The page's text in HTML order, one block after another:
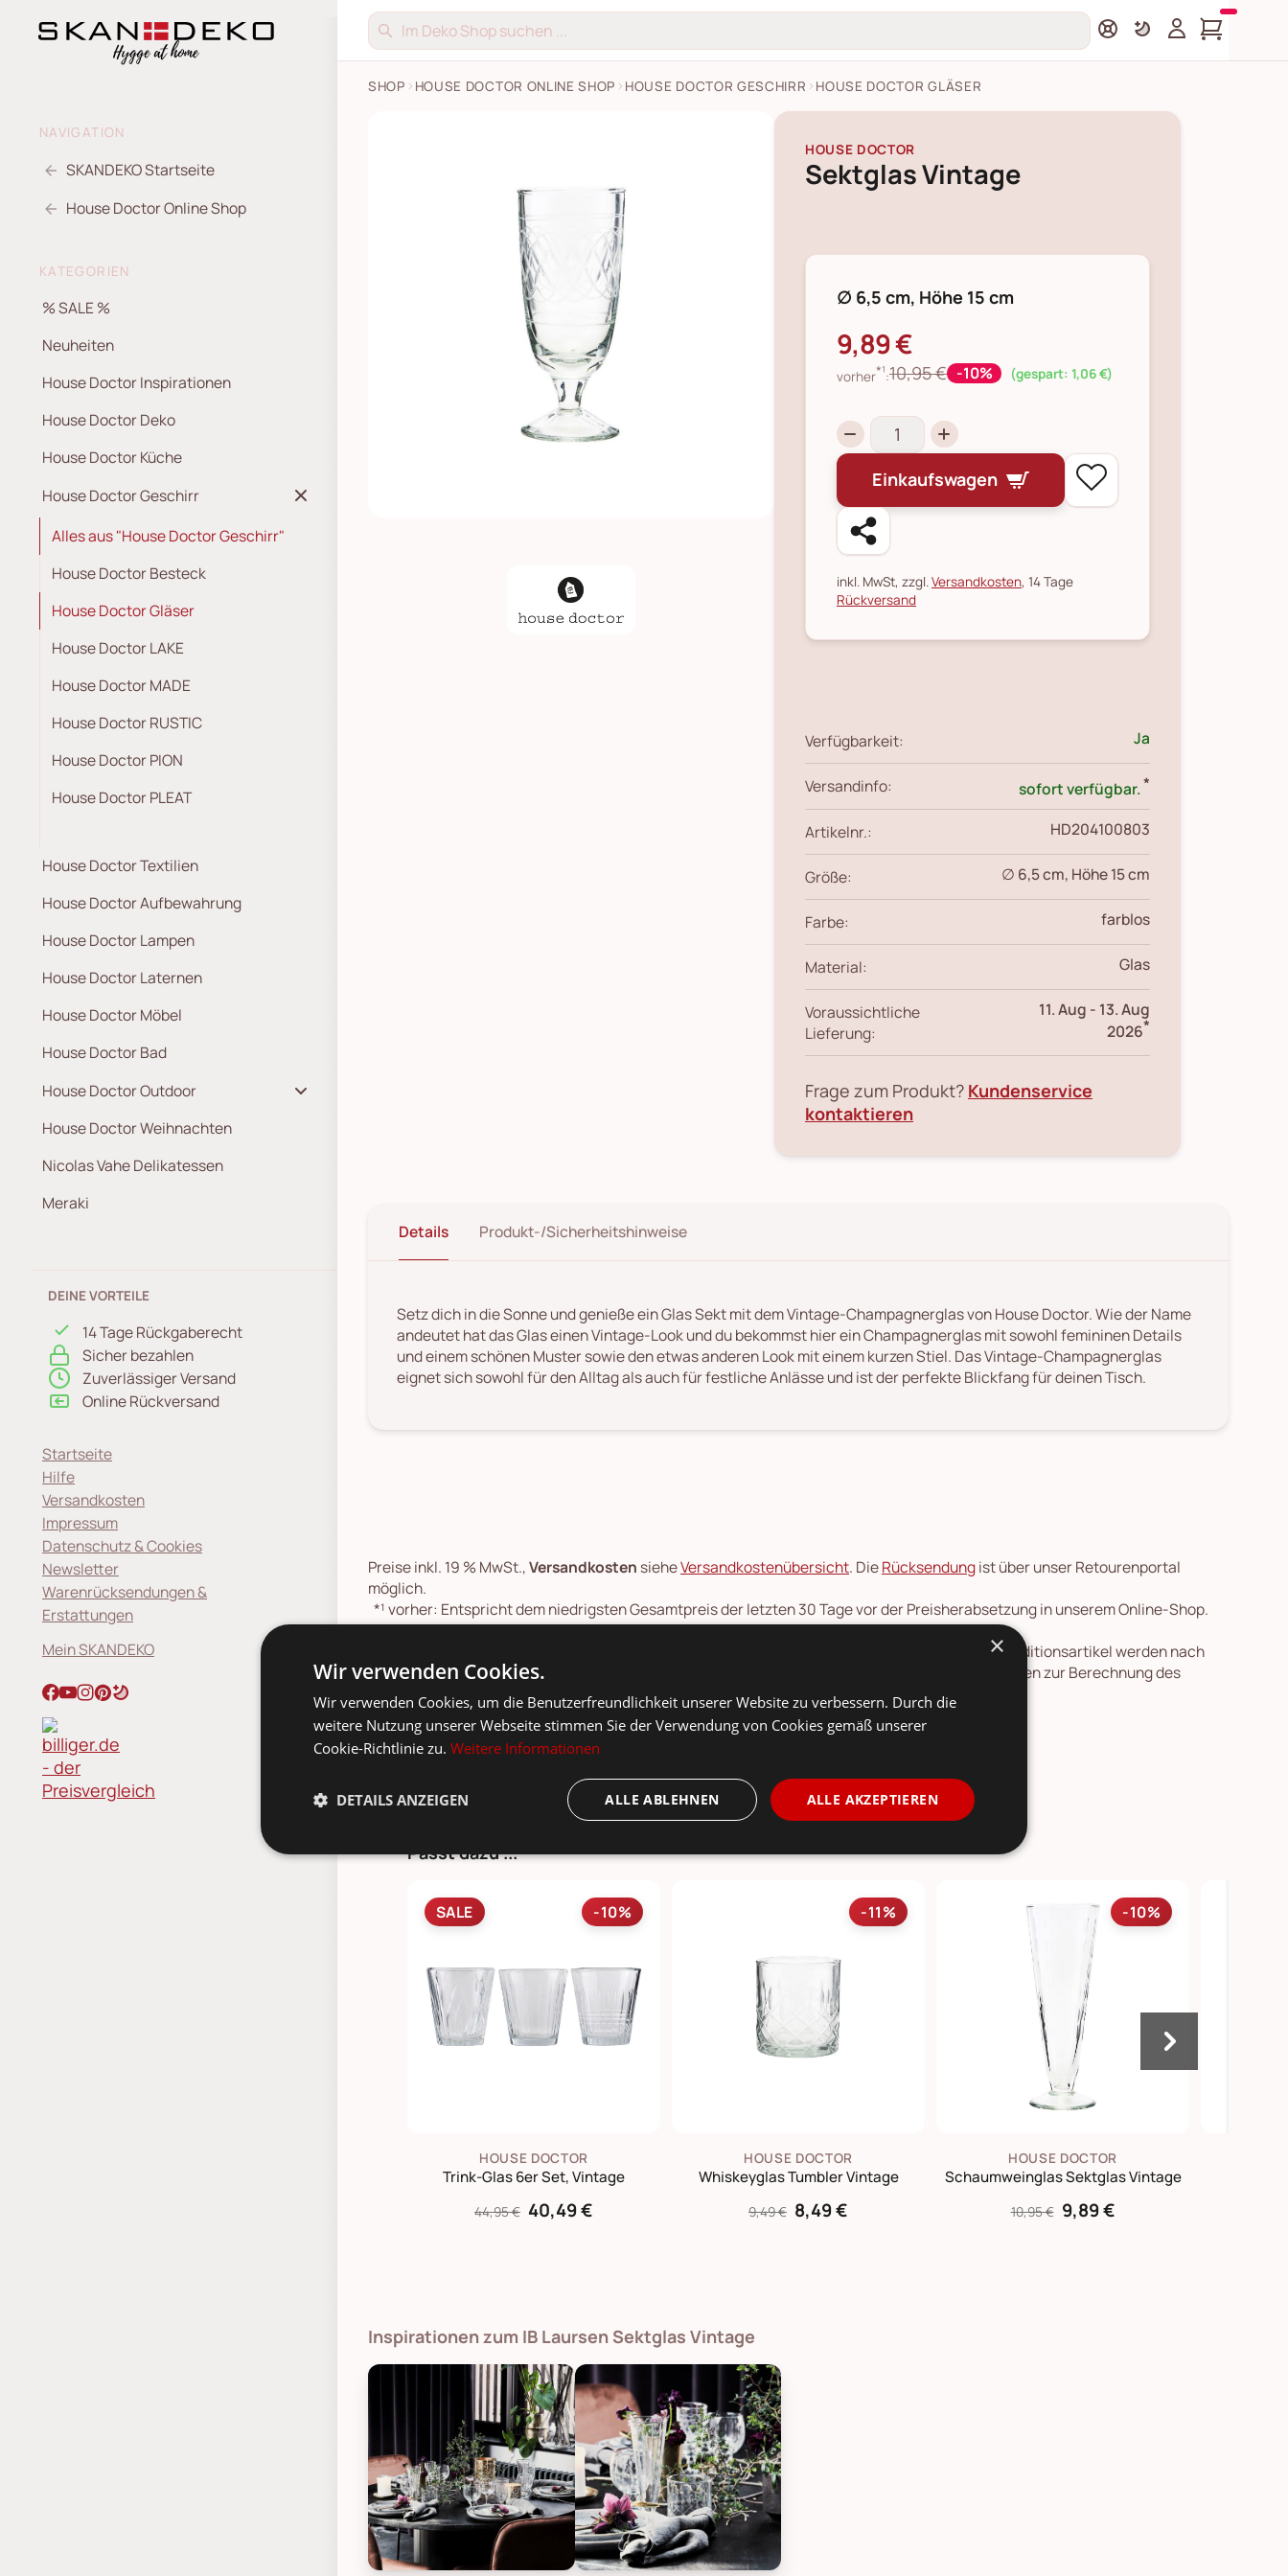
NAVIGATION
SKANDEKO Startseite
House Doctor Online Shop
KATEGORIEN
% SALE %
Neuheiten
House Doctor Inspirationen
House Doctor Deko
House Doctor Küche
House Doctor Geschirr
Alles aus "House Doctor Geschirr"
House Doctor Besteck
House Doctor Gläser
House Doctor LAKE
House Doctor MADE
House Doctor RUSTIC
House Doctor PION
House Doctor PLEAT
House Doctor Textilien
House Doctor Aufbewahrung
House Doctor Lampen
House Doctor Laternen
House Doctor Möbel
House Doctor Bad
House Doctor Outdoor
House Doctor Weihnachten
Nicolas Vahe Delikatessen
Meraki
DEINE VORTEILE
14 Tage Rückgaberecht
Sicher bezahlen
Zuverlässiger Versand
Online Rückversand
Startseite
Hilfe
Versandkosten
Impressum
Datenschutz & Cookies
Newsletter
Warenrücksendungen &
Erstattungen
Mein SKANDEKO
SHOP HOUSE DOCTOR ONLINE SHOP HOUSE DOCTOR GESCHIRR HOUSE DOCTOR GLÄSER
HOUSE DOCTOR
Sektglas Vintage
∅ 6,5 cm, Höhe 15 cm
9,89 €
vorher*¹:10,95 € -10% (gespart: 1,06 €)
Einkaufswagen
inkl. MwSt, zzgl. Versandkosten, 14 Tage
Rückversand
Verfügbarkeit: Ja
Versandinfo: sofort verfügbar.*
Artikelnr.: HD204100803
Größe: ∅ 6,5 cm, Höhe 15 cm
Farbe: farblos
Material: Glas
Voraussichtliche
Lieferung:
11. Aug - 13. Aug
2026*
Frage zum Produkt? Kundenservice
kontaktieren
Details Produkt-/Sicherheitshinweise
Setz dich in die Sonne und genieße ein Glas Sekt mit dem Vintage-Champagnerglas von House Doctor. Wie der Name
andeutet hat das Glas einen Vintage-Look und du bekommst hier ein Champagnerglas mit sowohl femininen Details
und einem schönen Muster sowie den etwas anderen Look mit einem kurzen Stiel. Das Vintage-Champagnerglas
eignet sich sowohl für den Alltag als auch für festliche Anlässe und ist der perfekte Blickfang für deinen Tisch.
Preise inkl. 19 % MwSt.,Versandkosten sieheVersandkostenübersicht. DieRücksendungist über unser Retourenportal
möglich.
*¹vorher: Entspricht dem niedrigsten Gesamtpreis der letzten 30 Tage vor der Preisherabsetzung in unserem Online-Shop.
*Werktage: Montag bis Freitag
Lieferzeit ab Versand: 1-2 Werktage Paketlaufzeit. Gilt für Lieferungen nach Deutschland. Speditionsartikel werden nach
Absprache geliefert, Sendungslaufzeit 4-6 Tage. Lieferzeiten für andere Länder und Informationen zur Berechnung des
Liefertermins finden Sie in unserer
Versandkosten- und Lieferzeiten-Übersicht
*Speditionsartikel: Speditionskosten: sieheVersandkostenübersicht
Passt dazu ...
SALE -10%
HOUSE DOCTOR
Trink-Glas 6er Set, Vintage
44,95 € 40,49 €
-11%
HOUSE DOCTOR
Whiskeyglas Tumbler Vintage
9,49 € 8,49 €
-10%
HOUSE DOCTOR
Schaumweinglas Sektglas Vintage
10,95 € 9,89 €
Inspirationen zum IB Laursen Sektglas Vintage
×
Wir verwenden Cookies.
Wir verwenden Cookies, um die Benutzerfreundlichkeit unserer Website zu verbessern. Durch die
weitere Nutzung unserer Webseite stimmen Sie der Verwendung von Cookies gemäß unserer
Cookie-Richtlinie zu. Weitere Informationen
ALLE AKZEPTIEREN
ALLE ABLEHNEN
DETAILS ANZEIGEN